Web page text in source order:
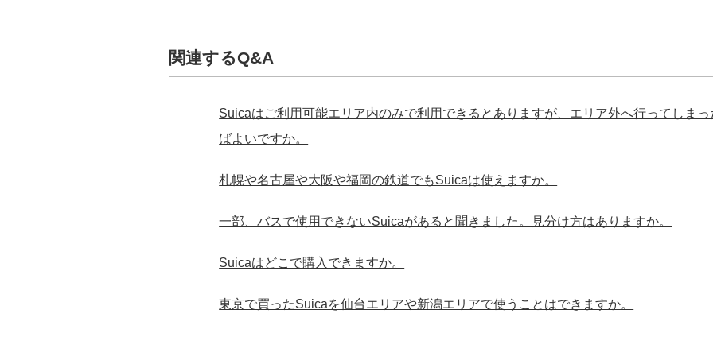
関連するQ&A
Suicaはご利用可能エリア内のみで利用できるとありますが、エリア外へ行ってしま
ばよいですか。
札幌や名古屋や大阪や福岡の鉄道でもSuicaは使えますか。
一部、バスで使用できないSuicaがあると聞きました。見分け方はありますか。
Suicaはどこで購入できますか。
東京で買ったSuicaを仙台エリアや新潟エリアで使うことはできますか。